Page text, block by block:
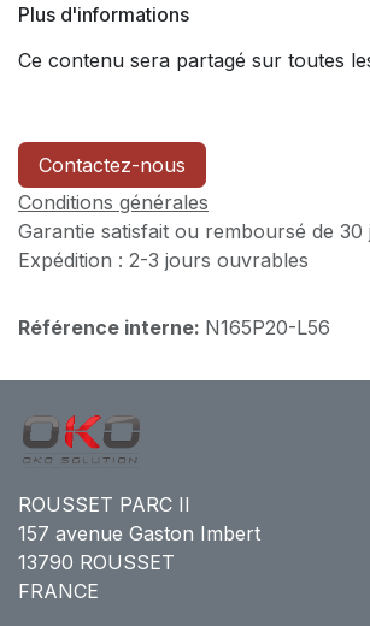
Plus d'informations
Ce contenu sera partagé sur toutes
Contactez-nous
Conditions générales
Garantie satisfait ou remboursé de 30
Expédition : 2-3 jours ouvrables
Référence interne: N165P20-L56
ROUSSET PARC II
157 avenue Gaston Imbert
13790 ROUSSET
FRANCE